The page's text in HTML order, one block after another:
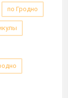
по Гродно